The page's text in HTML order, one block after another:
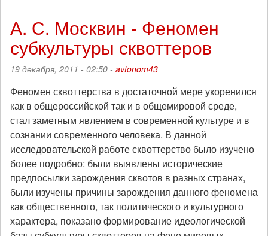
секс
А. С. Москвин - Феномен
субкультуры сквоттеров
19 декабря, 2011 - 02:50 - avtonom43
Феномен сквоттерства в достаточной мере укоренился
как в общероссийской так и в общемировой среде,
стал заметным явлением в современной культуре и в
сознании современного человека. В данной
исследовательской работе сквоттерство было изучено
более подробно: были выявлены исторические
предпосылки зарождения сквотов в разных странах,
были изучены причины зарождения данного феномена
как общественного, так политического и культурного
характера, показано формирование идеологической